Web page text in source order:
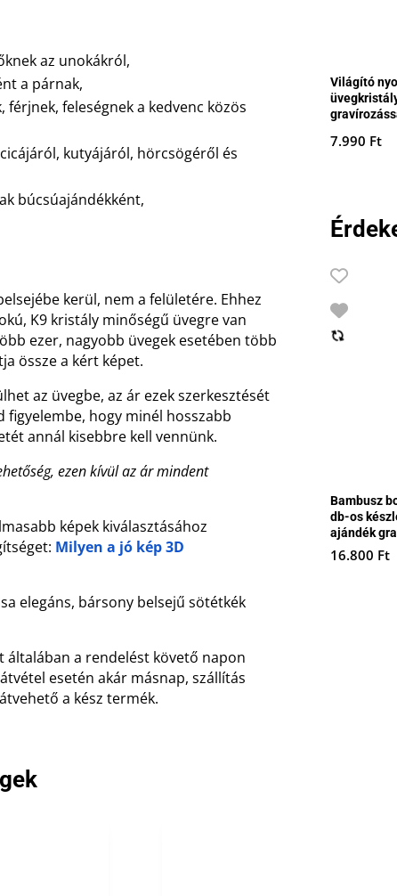
az unokákról,
a párnak,
feleségnek a kedvenc közös
kutyájáról, hörcsögéről és
búcsúajándékként,
kerül, nem a felületére. Ehhez
K9 kristály minőségű üvegre van
ezer, nagyobb üvegek esetében több
össze a kért képet.
az üvegbe, az ár ezek szerkesztését
figyelembe, hogy minél hosszabb
annál kisebbre kell vennünk.
ezen kívül az ár mindent
képek kiválasztásához
Milyen a jó kép 3D
elegáns, bársony belsejű sötétkék
általában a rendelést követő napon
esetén akár másnap, szállítás
a kész termék.
Világító
7.990 Ft
Bambusz
db-os
ajándék
16.800 Ft